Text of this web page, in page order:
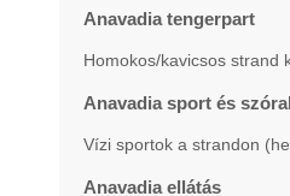
Anavadia tengerpart
Homokos/kavicsos strand
Anavadia sport és
Vízi sportok a strandon
Anavadia ellátás